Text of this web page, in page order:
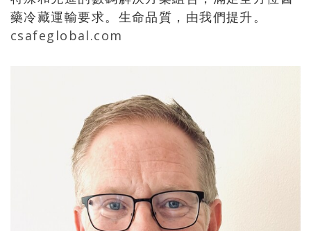
藥冷藏運輸要求。生命品質，由我們提升。
csafeglobal.com